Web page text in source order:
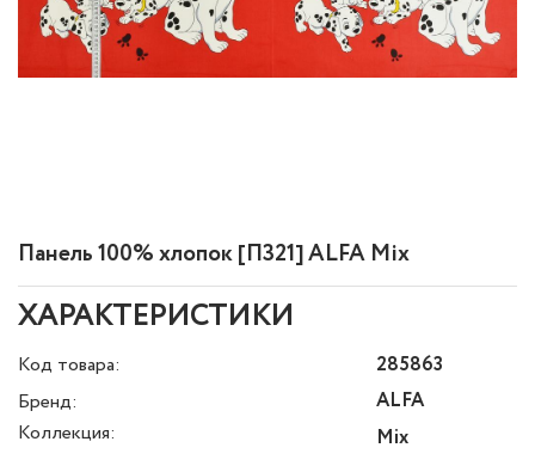
Панель 100% хлопок [П321] ALFA Mix
ХАРАКТЕРИСТИКИ
Код товара:
285863
Бренд:
ALFA
Коллекция:
Mix